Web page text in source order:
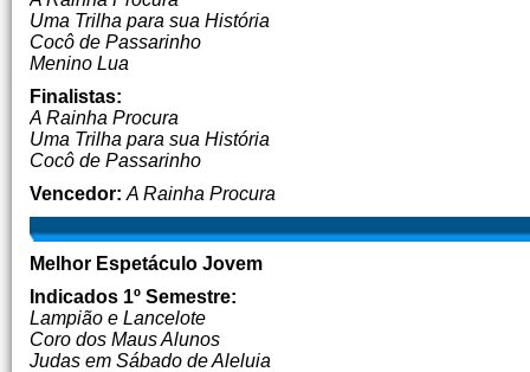
Uma Trilha para sua História
Cocô de Passarinho
Menino Lua
Finalistas:
A Rainha Procura
Uma Trilha para sua História
Cocô de Passarinho
Vencedor: A Rainha Procura
Melhor Espetáculo Jovem
Indicados 1º Semestre:
Lampião e Lancelote
Coro dos Maus Alunos
Judas em Sábado de Aleluia